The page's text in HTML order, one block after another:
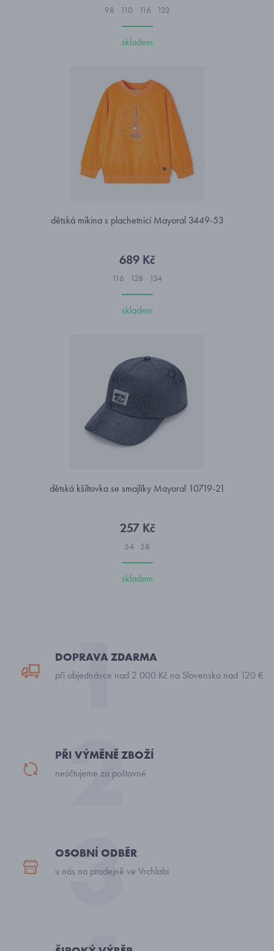
98 110 116 122
skladem
dětská mikina s plachetnicí Mayoral 3449-53
689 Kč
116 128 134
skladem
dětská kšiltovka se smajlíky Mayoral 10719-21
257 Kč
54 58
skladem
DOPRAVA ZDARMA
při objednávce nad 2 000 Kč na Slovensko nad 120 €
PŘI VÝMĚNĚ ZBOŽÍ
neúčtujeme za poštovné
OSOBNÍ ODBĚR
u nás na prodejně ve Vrchlabí